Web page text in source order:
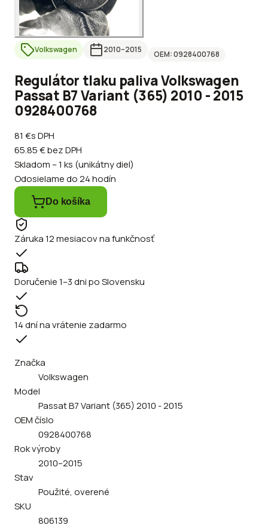
Volkswagen 2010–2015 OEM:0928400768
Regulátor tlaku paliva Volkswagen
Passat B7 Variant (365) 2010 - 2015
0928400768
81 €s DPH
65.85 €bez DPH
Skladom – 1 ks (unikátny diel)
Odosielame do 24 hodín
Do košíka
Záruka 12 mesiacov na funkčnosť
Doručenie 1–3 dni po Slovensku
14 dní na vrátenie zadarmo
Značka
Volkswagen
Model
Passat B7 Variant (365) 2010 - 2015
OEM číslo
0928400768
Rok výroby
2010–2015
Stav
Použité, overené
SKU
806139